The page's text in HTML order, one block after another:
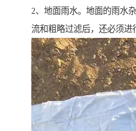
2、地面雨水。地面的雨水
流和粗略过滤后，还必须进